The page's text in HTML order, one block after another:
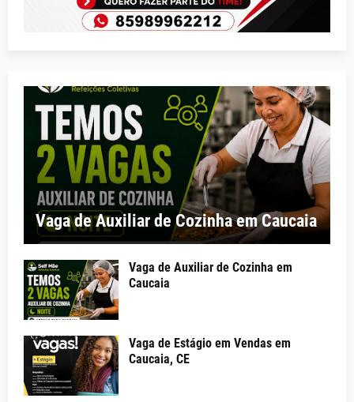
Vaga de Auxiliar de Cozinha em Caucaia
Vaga de Auxiliar de Cozinha em
Caucaia
Vaga de Estágio em Vendas em
Caucaia, CE